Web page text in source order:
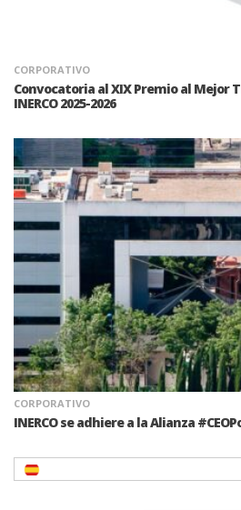
CORPORATIVO
Convocatoria al XIX Premio al Mejor
INERCO 2025-2026
CORPORATIVO
INERCO se adhiere a la Alianza